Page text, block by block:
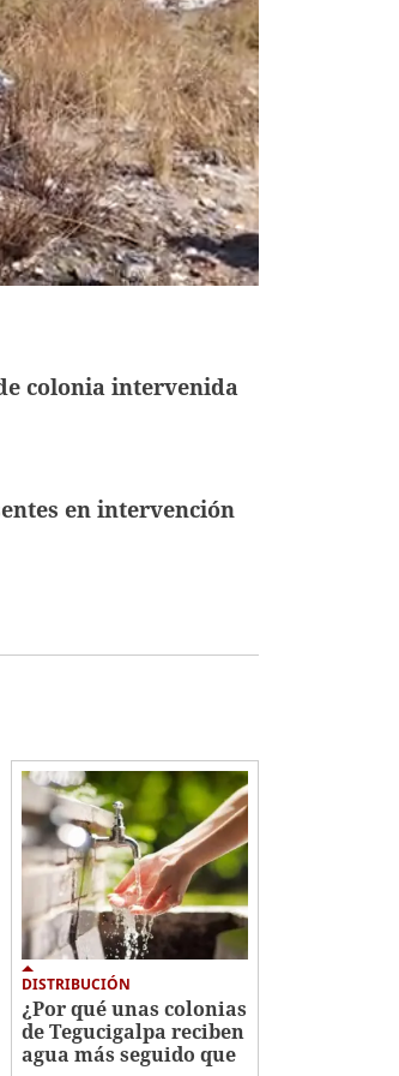
colonia intervenida
en intervención
DISTRIBUCIÓN
¿Por qué unas colonias
de Tegucigalpa reciben
agua más seguido que